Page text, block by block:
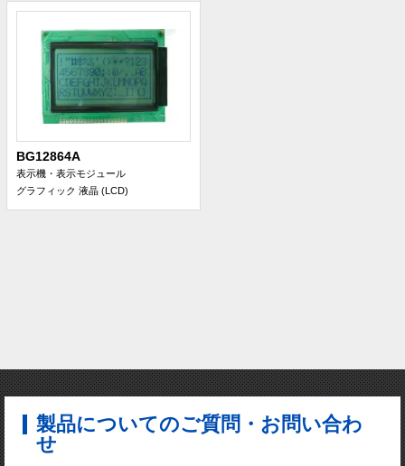
BG12864A
表示機・表示モジュール
グラフィック 液晶 (LCD)
製品についてのご質問・お問い合わ
せ